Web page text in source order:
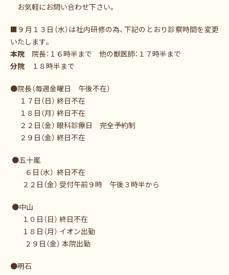
お気軽にお問い合わせ下さい。
■９月１３日（水）は社内研修の為、下記のとおり診察時間を変更
いたします。
本院 院長：１６時半まで 他の獣医師：１７時半まで
分院 １８時半まで
●院長（毎週金曜日 午後不在）
１７日（日） 終日不在
１８日（月） 終日不在
２２日（金） 眼科診療日 完全予約制
２９日（金） 終日不在
●五十嵐
６日（水） 終日不在
２２日（金） 受付午前９時 午後３時半から
●中山
１０日（日） 終日不在
１８日（月） イオン出勤
２９日（金） 本院出勤
●明石